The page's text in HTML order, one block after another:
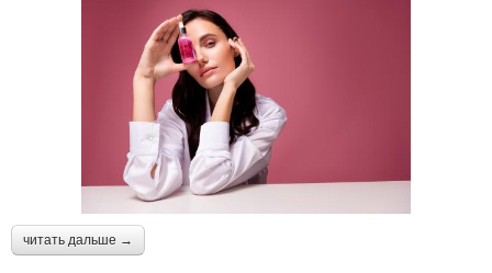
читать дальше →